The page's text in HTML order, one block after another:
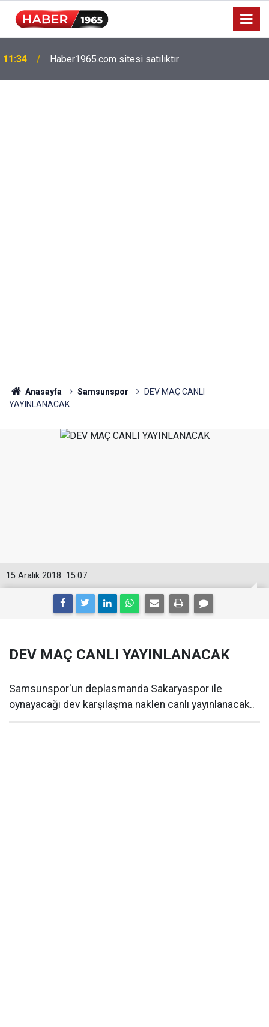
11:34 Haber1965.com sitesi satılıktır
15:52
hesaplarda
Anasayfa Samsunspor
DEV MAÇ CANLI
YAYINLANACAK
15:07
15 Aralık 2018
DEV MAÇ CANLI YAYINLANACAK
Samsunspor'un deplasmanda Sakaryaspor ile
oynayacağı dev karşılaşma naklen canlı yayınlanacak..